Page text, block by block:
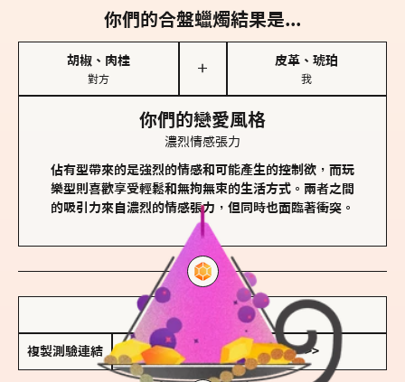
你們的合盤蠟燭結果是...
胡椒、肉桂
對方
＋
皮革、琥珀
我
你們的戀愛風格
濃烈情感張力
佔有型帶來的是強烈的情感和可能產生的控制欲，而玩
樂型則喜歡享受輕鬆和無拘無束的生活方式。兩者之間
的吸引力來自濃烈的情感張力，但同時也面臨著衝突。
儲存我的結果圖
複製測驗連結 查看香氛類型全解析 >>>